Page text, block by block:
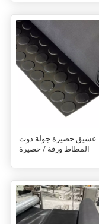
عشيق حصيرة جولة دوت
المطاط ورقة / حصيرة